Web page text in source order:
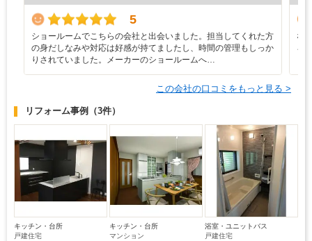
5
ショールームでこちらの会社と出会いました。担当してくれた方
の身だしなみや対応は好感が持てましたし、時間の管理もしっか
りされていました。メーカーのショールームへ…
な
ろ
この会社の口コミをもっと見る >
リフォーム事例 （3件）
キッチン・台所
戸建住宅
キッチン・台所
マンション
浴室・ユニットバス
戸建住宅